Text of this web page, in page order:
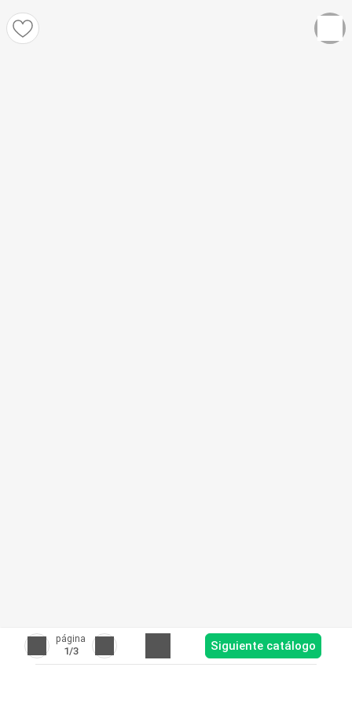
página
1/3 Siguiente catálogo